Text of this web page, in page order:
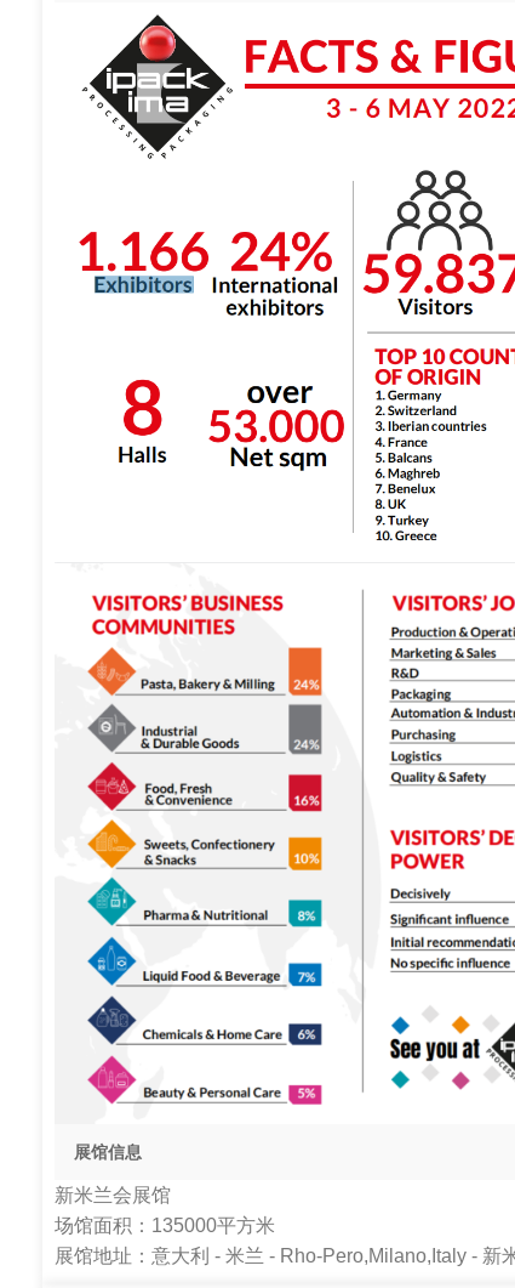
展馆信息
新米兰会展馆
场馆面积：135000平方米
展馆地址：意大利 - 米兰 - Rho-Pero,Milano,Italy - 新